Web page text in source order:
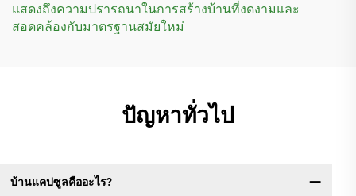
แสดงถึงความปรารถนาในการสร้างบ้านที่งดงามและ
สอดคล้องกับมาตรฐานสมัยใหม่
ปัญหาทั่วไป
บ้านแคปซูลคืออะไร?